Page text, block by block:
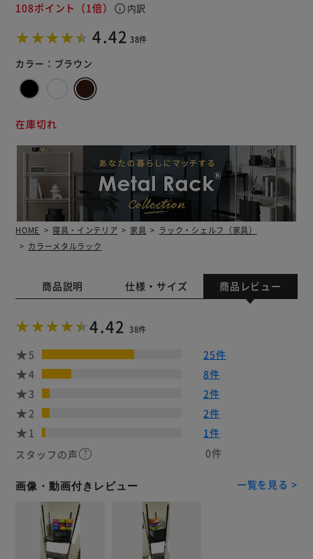
108ポイント （1倍） info 内訳
4.42 38件
カラー： ブラウン
在庫切れ
HOME 寝具・インテリア 家具
ラック・シェルフ（家具）
カラーメタルラック
商品説明 仕様・サイズ 商品レビュー
4.42 38件
5
25件
4
8件
3
2件
2
2件
1
1件
スタッフの声
0件
画像・動画付きレビュー 一覧を見る >
カートに入れる